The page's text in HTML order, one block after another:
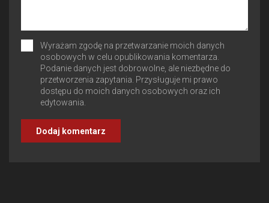
Wyrażam zgodę na przetwarzanie moich danych
osobowych w celu opublikowania komentarza.
Podanie danych jest dobrowolne, ale niezbędne do
przetworzenia zapytania. Przysługuje mi prawo
dostępu do moich danych osobowych oraz ich
edytowania.